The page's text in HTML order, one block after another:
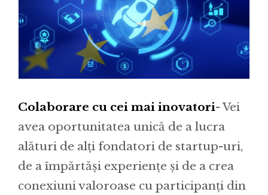
Colaborare cu cei mai inovatori- Vei
avea oportunitatea unică de a lucra
alături de alți fondatori de startup-uri,
de a împărtăși experiențe și de a crea
conexiuni valoroase cu participanți din